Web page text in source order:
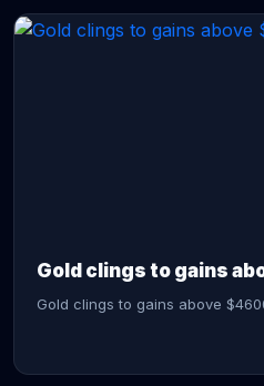
Gold clings to gains
Gold clings to gains above